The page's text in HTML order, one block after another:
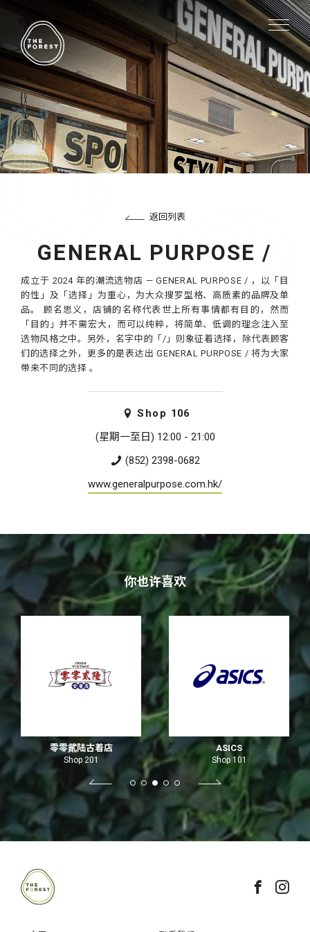
返回列表
GENERAL PURPOSE /
成立于 2024 年的潮流选物店 — GENERAL PURPOSE / ，以「目
的性」及「选择」为重心，为大众搜罗型格、高质素的品牌及单
品。 顾名思义，店铺的名称代表世上所有事情都有目的，然而
「目的」并不需宏大，而可以纯粹，将简单、低调的理念注入至
选物风格之中。另外，名字中的「/」则象征着选择，除代表顾客
们的选择之外，更多的是表达出 GENERAL PURPOSE / 将为大家
带来不同的选择 。
Shop 106
(星期一至日) 12:00 - 21:00
(852) 2398-0682
www.generalpurpose.com.hk/
你也许喜欢
零零貮陆古着店
Shop 201
ASICS
Shop 101